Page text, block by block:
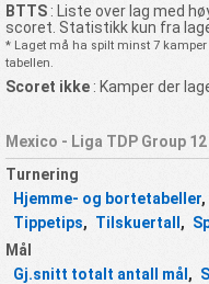
BTTS: Liste over lag med
scoret. Statistikk kun fra
* Laget må ha spilt minst 7
tabellen.
Scoret ikke : Kamper der
Mexico - Liga TDP Group
Turnering
Hjemme- og bortetabeller,
Tippetips, Tilskuertall ,
Mål
Gj.snitt totalt antall mål ,